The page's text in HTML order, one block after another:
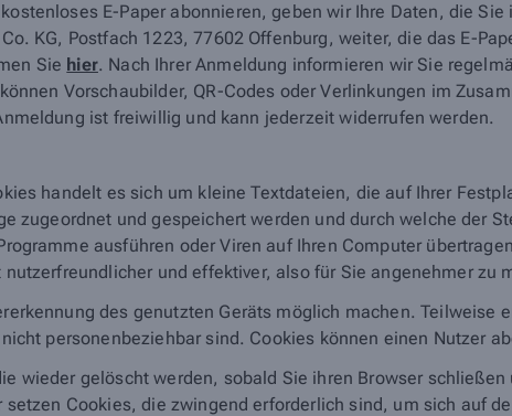
E-Paper abonnieren, geben wir Ihre Daten, die
KG, Postfach 1223, 77602 Offenburg, weiter, die das E-
Sie hier. Nach Ihrer Anmeldung informieren wir Sie
Vorschaubilder, QR-Codes oder Verlinkungen im
ist freiwillig und kann jederzeit widerrufen werden.
handelt es sich um kleine Textdateien, die auf Ihrer
zugeordnet und gespeichert werden und durch welche der
ausführen oder Viren auf Ihren Computer
und effektiver, also für Sie angenehmer zu
des genutzten Geräts möglich machen. Teilweise
personenbeziehbar sind. Cookies können einen Nutzer
wieder gelöscht werden, sobald Sie ihren Browser
Cookies, die zwingend erforderlich sind, um sich auf